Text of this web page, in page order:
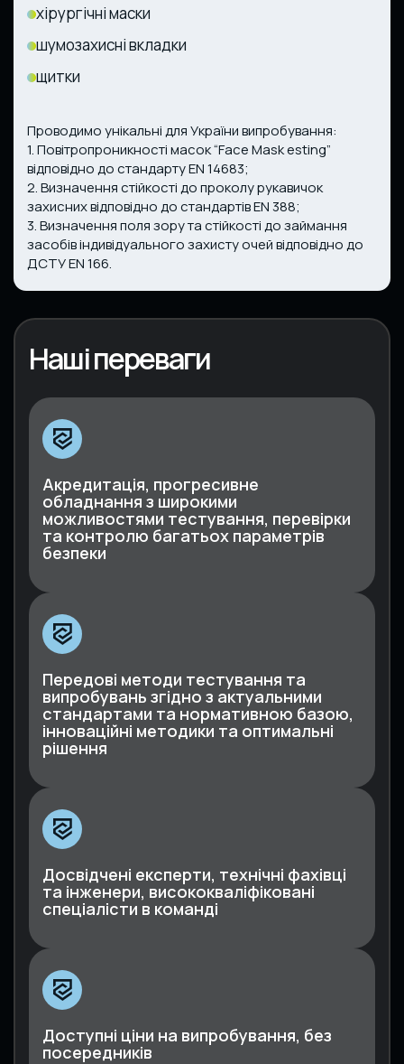
хірургічні маски
шумозахисні вкладки
щитки
Проводимо унікальні для України випробування:
1. Повітропроникності масок “Face Mask esting”
відповідно до стандарту EN 14683;
2. Визначення стійкості до проколу рукавичок
захисних відповідно до стандартів EN 388;
3. Визначення поля зору та стійкості до займання
засобів індивідуального захисту очей відповідно до
ДСТУ EN 166.
Наші переваги
Акредитація, прогресивне
обладнання з широкими
можливостями тестування, перевірки
та контролю багатьох параметрів
безпеки
Передові методи тестування та
випробувань згідно з актуальними
стандартами та нормативною базою,
інноваційні методики та оптимальні
рішення
Досвідчені експерти, технічні фахівці
та інженери, висококваліфіковані
спеціалісти в команді
Доступні ціни на випробування, без
посередників